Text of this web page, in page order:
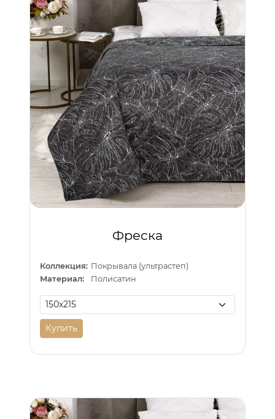
Фреска
Коллекция: Покрывала (ультрастеп)
Материал:
Полисатин
Купить